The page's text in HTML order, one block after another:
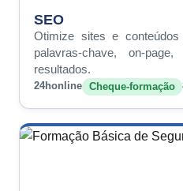
SEO
Otimize sites e
palavras-chave, on-
resultados.
24honline Cheque-formação